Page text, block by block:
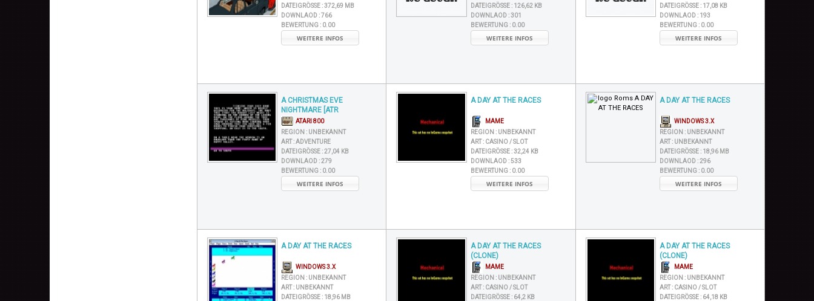
DATEIGRÖSSE : 372,69 MB
DOWNLAOD :766
BEWERTUNG : 0.00
WEITERE INFOS
DATEIGRÖSSE : 126,62 KB
DOWNLAOD :301
BEWERTUNG : 0.00
WEITERE INFOS
DATEIGRÖSSE : 17,08 KB
DOWNLAOD : 193
BEWERTUNG : 0.00
WEITERE INFOS
A CHRISTMAS EVE
NIGHTMARE [ATR
ATARI 800
REGION : UNBEKANNT
ART :ADVENTURE
DATEIGRÖSSE : 27,04 KB
DOWNLAOD :279
BEWERTUNG : 0.00
WEITERE INFOS
A DAY AT THE RACES
MAME
REGION : UNBEKANNT
ART : CASINO / SLOT
DATEIGRÖSSE : 32,24 KB
DOWNLAOD :533
BEWERTUNG : 0.00
WEITERE INFOS
A DAY AT THE RACES
WINDOWS 3.X
REGION : UNBEKANNT
ART : UNBEKANNT
DATEIGRÖSSE : 18,96 MB
DOWNLAOD :296
BEWERTUNG : 0.00
WEITERE INFOS
A DAY AT THE RACES
WINDOWS 3.X
REGION : UNBEKANNT
ART : UNBEKANNT
DATEIGRÖSSE : 18,96 MB
A DAY AT THE RACES
(CLONE)
MAME
REGION : UNBEKANNT
ART : CASINO / SLOT
DATEIGRÖSSE : 64,2 KB
A DAY AT THE RACES
(CLONE)
MAME
REGION : UNBEKANNT
ART : CASINO / SLOT
DATEIGRÖSSE : 64,18 KB